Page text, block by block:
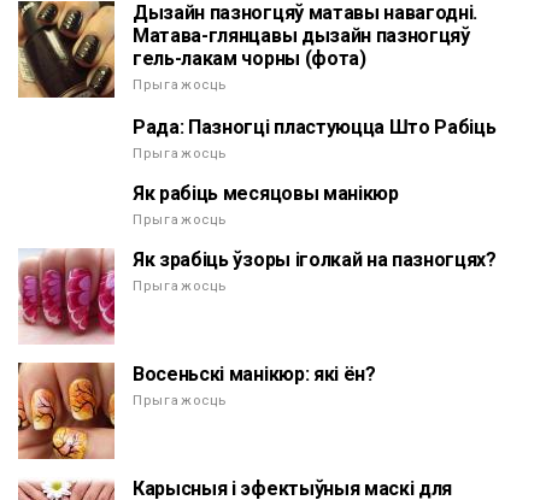
Дызайн пазногцяў матавы навагодні.
Матава-глянцавы дызайн пазногцяў
гель-лакам чорны (фота)
Прыгажосць
Рада: Пазногці пластуюцца Што Рабіць
Прыгажосць
Як рабіць месяцовы манікюр
Прыгажосць
Як зрабіць ўзоры іголкай на пазногцях?
Прыгажосць
Восеньскі манікюр: які ён?
Прыгажосць
Карысныя і эфектыўныя маскі для